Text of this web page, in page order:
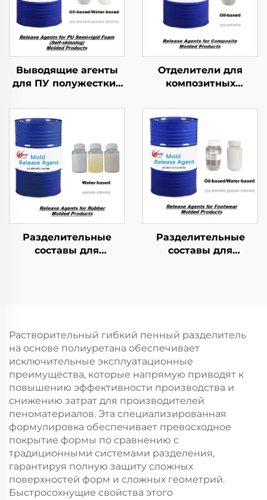
Выводящие агенты
для ПУ полужестких
изделий
Отделители для
композитных
Разделительные
составы для
Разделительные
составы для
Растворительный гибкий пенный разделитель
на основе полиуретана обеспечивает
исключительные эксплуатационные
преимущества, которые напрямую приводят к
повышению эффективности производства и
снижению затрат для производителей
пеноматериалов. Эта специализированная
формулировка обеспечивает превосходное
покрытие формы по сравнению с
традиционными системами разделения,
гарантируя полную защиту сложных
поверхностей форм и сложных геометрий.
Быстросохнущие свойства этого